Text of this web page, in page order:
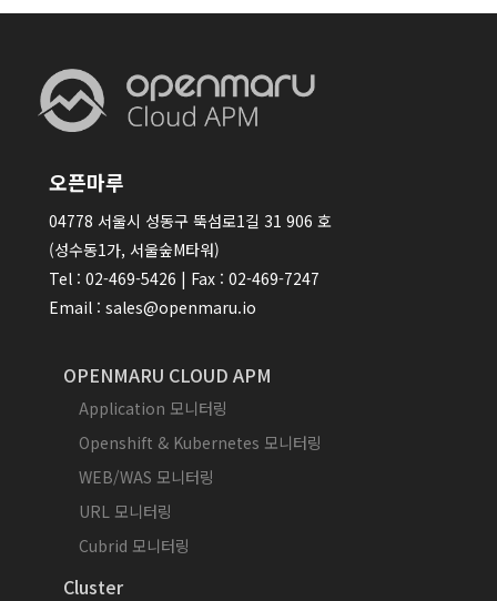
오픈마루
04778 서울시 성동구 뚝섬로1길 31 906 호
(성수동1가, 서울숲M타워)
Tel : 02-469-5426 | Fax : 02-469-7247
Email : sales@openmaru.io
OPENMARU CLOUD APM
Application 모니터링
Openshift & Kubernetes 모니터링
WEB/WAS 모니터링
URL 모니터링
Cubrid 모니터링
Cluster